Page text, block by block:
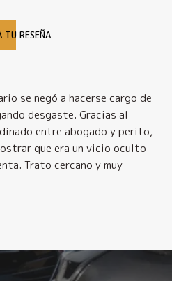
TU RESEÑA
se negó a hacerse cargo de
desgaste. Gracias al
entre abogado y perito,
que era un vicio oculto
Trato cercano y muy